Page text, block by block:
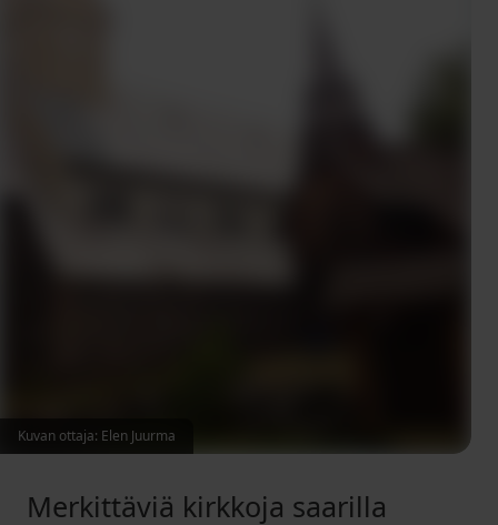
Merkittäviä kirkkoja saarilla
Kuvan ottaja: Elen Juurma